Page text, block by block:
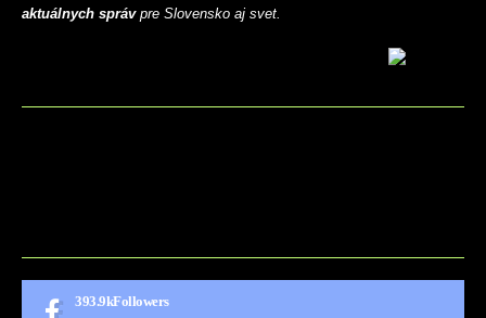
aktuálnych správpre Slovensko aj svet.
393.9kFollowers